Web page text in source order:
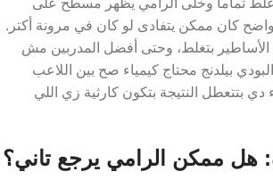
غلط تماماً وخلى الرامي يظهر مسطح على
كان ممكن يتفادى لو كان في مرونة أكتر.
الأساطير بتغلط، وحتى أفضل المدربين مش
بيلدنج محتاج كيمياء صح بين اللاعب
دي بتتعطل النتيجة بتكون كارثية زي اللي
هل ممكن الرامي يرجع تاني؟